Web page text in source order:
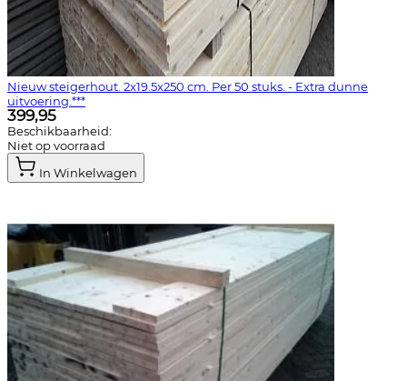
Nieuw steigerhout. 2x19.5x250 cm. Per 50 stuks. - Extra dunne
uitvoering.***
399,95
Beschikbaarheid:
Niet op voorraad
In Winkelwagen